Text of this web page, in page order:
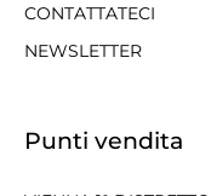
CONTATTATECI
NEWSLETTER
Punti vendita